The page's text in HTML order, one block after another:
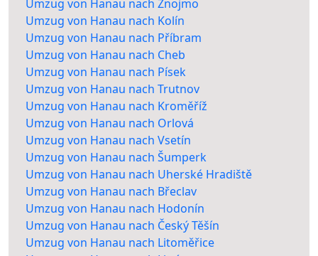
Umzug von Hanau nach Znojmo
Umzug von Hanau nach Kolín
Umzug von Hanau nach Příbram
Umzug von Hanau nach Cheb
Umzug von Hanau nach Písek
Umzug von Hanau nach Trutnov
Umzug von Hanau nach Kroměříž
Umzug von Hanau nach Orlová
Umzug von Hanau nach Vsetín
Umzug von Hanau nach Šumperk
Umzug von Hanau nach Uherské Hradiště
Umzug von Hanau nach Břeclav
Umzug von Hanau nach Hodonín
Umzug von Hanau nach Český Těšín
Umzug von Hanau nach Litoměřice